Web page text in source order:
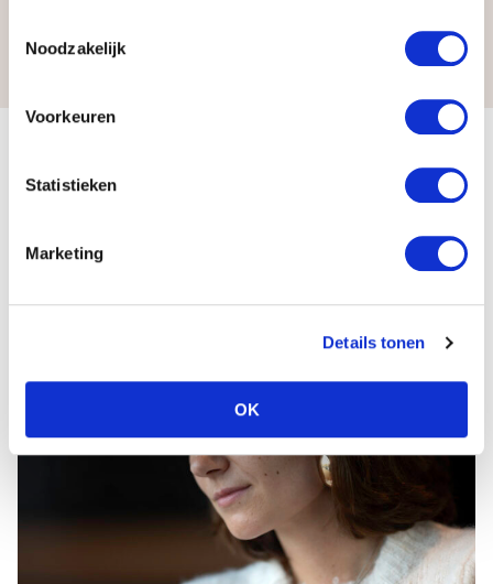
Noodzakelijk
Voorkeuren
Statistieken
Marketing
Details tonen
OK
Onze deelnemers vertellen